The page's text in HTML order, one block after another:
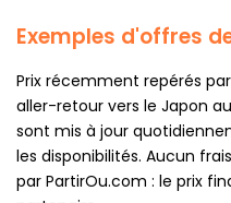
Exemples d'offres
Prix récemment repérés
aller-retour vers le Japon
sont mis à jour
les disponibilités. Aucun
par PartirOu.com : le prix